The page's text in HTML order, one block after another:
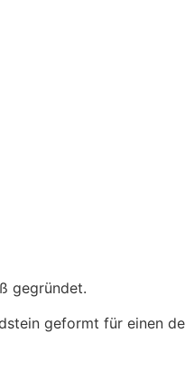
gegründet.
geformt für einen